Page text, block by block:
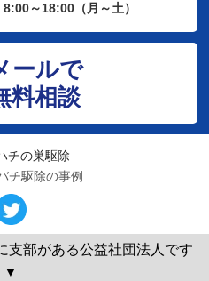
～18:00（月～土）
ールで
料相談
チの巣駆除
チ駆除の事例
部がある公益社団法人です
▼